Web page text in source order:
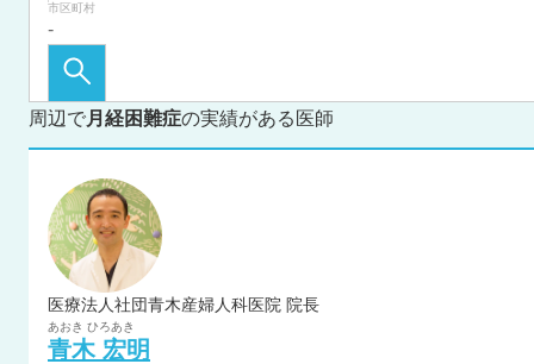
市区町村
周辺で月経困難症の実績がある医師
医療法人社団青木産婦人科医院 院長
あおき ひろあき
青木 宏明